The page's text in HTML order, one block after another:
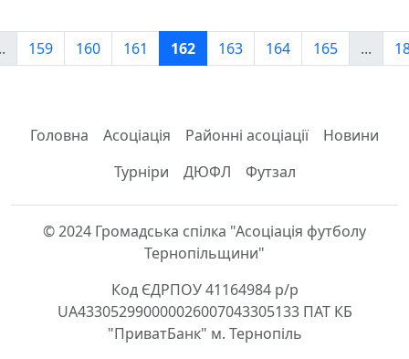
159 160 161 162 163 164 165 ...
Головна Асоціація Районні асоціації
Новини
Турніри
ДЮФЛ Футзал
© 2024 Громадська спілка "Асоціація футболу
Тернопільщини"
Код ЄДРПОУ 41164984 р/р
UA433052990000026007043305133 ПАТ КБ
"ПриватБанк" м. Тернопіль